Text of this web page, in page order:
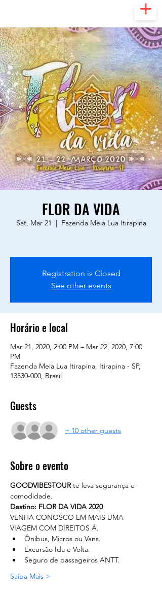
FLOR DA VIDA
Sat, Mar 21
  |
Fazenda Meia Lua Itirapina
Registration is Closed
See other events
Horário e local
Mar 21, 2020, 2:00 PM – Mar 22, 2020, 7:00
PM
Fazenda Meia Lua Itirapina, Itirapina - SP,
13530-000, Brasil
Guests
+ 10 other guests
Sobre o evento
GOODVIBESTOUR te leva segurança e
comodidade.
Destino: FLOR DA VIDA 2020
VENHA CONOSCO EM MAIS UMA
VIAGEM COM DIREITOS Á.
Ônibus, Micros ou Vans.
Excursão Ida e Volta.
Seguro de passageiros ANTT.
Saiba Mais >